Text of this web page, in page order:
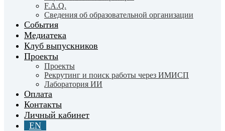
F.A.Q.
Сведения об образовательной организации
События
Медиатека
Клуб выпускников
Проекты
Проекты
Рекрутинг и поиск работы через ИМИСП
Лаборатория ИИ
Оплата
Контакты
Личный кабинет
EN